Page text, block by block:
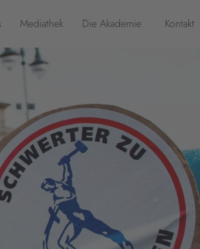
Mediathek Die Akademie Kontakt